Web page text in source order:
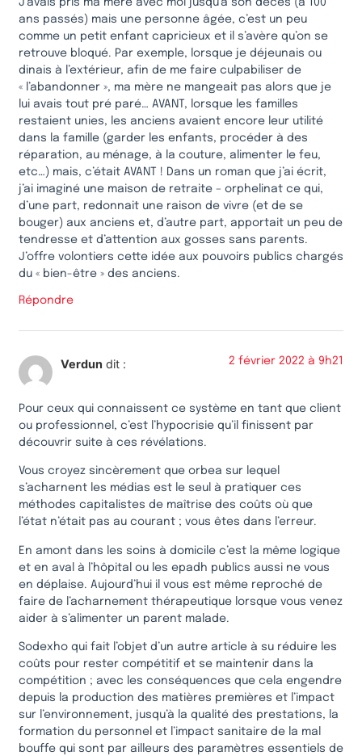
J’avais pris ma mère avec moi jusqu’à son décès (à 100
ans passés) mais une personne âgée, c’est un peu
comme un petit enfant capricieux et il s’avère qu’on se
retrouve bloqué. Par exemple, lorsque je déjeunais ou
dinais à l’extérieur, afin de me faire culpabiliser de
« l’abandonner », ma mère ne mangeait pas alors que je
lui avais tout pré paré… AVANT, lorsque les familles
restaient unies, les anciens avaient encore leur utilité
dans la famille (garder les enfants, procéder à des
réparation, au ménage, à la couture, alimenter le feu,
etc…) mais, c’était AVANT ! Dans un roman que j’ai écrit,
j’ai imaginé une maison de retraite – orphelinat ce qui,
d’une part, redonnait une raison de vivre (et de se
bouger) aux anciens et, d’autre part, apportait un peu de
tendresse et d’attention aux gosses sans parents.
J’offre volontiers cette idée aux pouvoirs publics chargés
du « bien-être » des anciens.
Répondre
Verdun dit : 2 février 2022 à 9h21
Pour ceux qui connaissent ce système en tant que client
ou professionnel, c’est l’hypocrisie qu’il finissent par
découvrir suite à ces révélations.
Vous croyez sincèrement que orbea sur lequel
s’acharnent les médias est le seul à pratiquer ces
méthodes capitalistes de maîtrise des coûts où que
l’état n’était pas au courant ; vous êtes dans l’erreur.
En amont dans les soins à domicile c’est la même logique
et en aval à l’hôpital ou les epadh publics aussi ne vous
en déplaise. Aujourd’hui il vous est même reproché de
faire de l’acharnement thérapeutique lorsque vous venez
aider à s’alimenter un parent malade.
Sodexho qui fait l’objet d’un autre article à su réduire les
coûts pour rester compétitif et se maintenir dans la
compétition ; avec les conséquences que cela engendre
depuis la production des matières premières et l’impact
sur l’environnement, jusqu’à la qualité des prestations, la
formation du personnel et l’impact sanitaire de la mal
bouffe qui sont par ailleurs des paramètres essentiels de